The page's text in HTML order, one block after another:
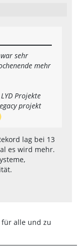
sehr
mehr
Projekte
projekt
lag bei 13
es wird mehr.